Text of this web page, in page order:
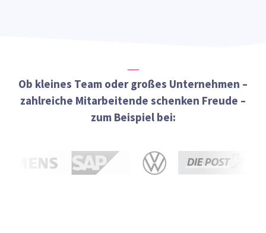
Ob kleines Team oder großes Unternehmen –
zahlreiche Mitarbeitende schenken Freude –
zum Beispiel bei: